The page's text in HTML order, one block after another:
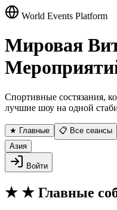
World Events Platform
Мировая
Спортивные состязания,
лучшие шоу на одной
★ Главные 📋 Все сеансы
Азия
Войти
★ ★ Главные